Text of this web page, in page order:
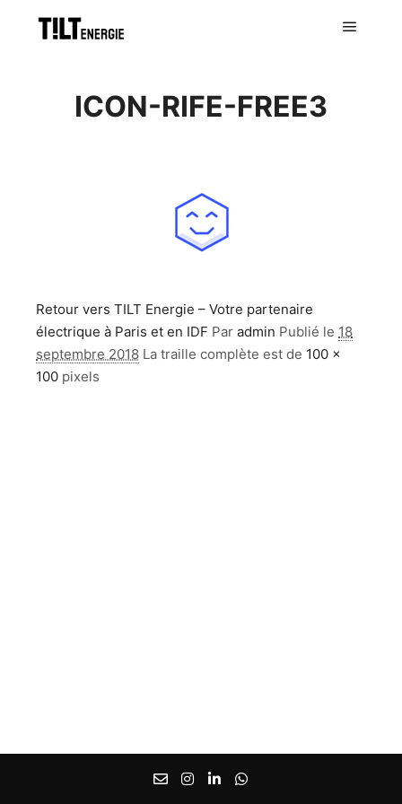
ICON-RIFE-FREE3
Retour vers TILT Energie – Votre partenaire
électrique à Paris et en IDF Par admin Publié le 18
septembre 2018 La traille complète est de 100 ×
100 pixels